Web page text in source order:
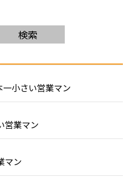
検索
小さい営業マン
営業マン
マン